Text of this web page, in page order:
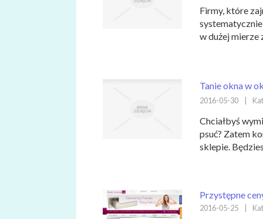
Firmy, które
w dużej mierze
Tanie okna w
2016-05-30
Chciałbyś
psuć? Zatem
sklepie.
Przystępne
2016-05-25